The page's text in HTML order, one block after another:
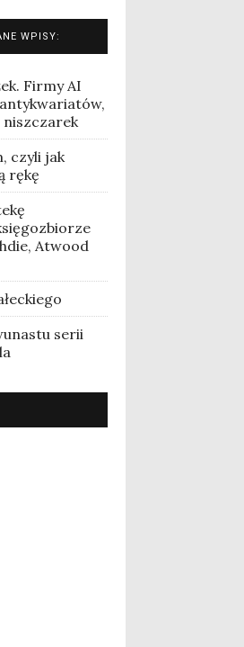
WPISY:
Firmy AI
czyli jak
rękę
Atwood
serii